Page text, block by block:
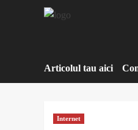
Articolul tau aici
Internet